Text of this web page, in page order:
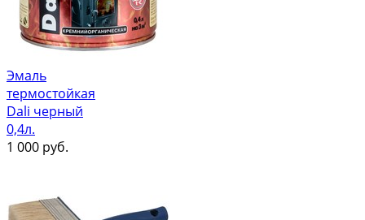
Эмаль
термостойкая
Dali черный
0,4л.
1 000 руб.